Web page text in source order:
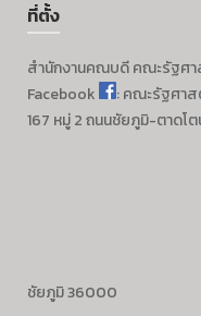
ที่ตั้ง
สำนักงานคณบดีคณะรัฐศ
Facebook
: คณะรัฐศา
167 หมู่ 2 ถนนชัยภูมิ-ตาดโ
ชัยภูมิ 36000